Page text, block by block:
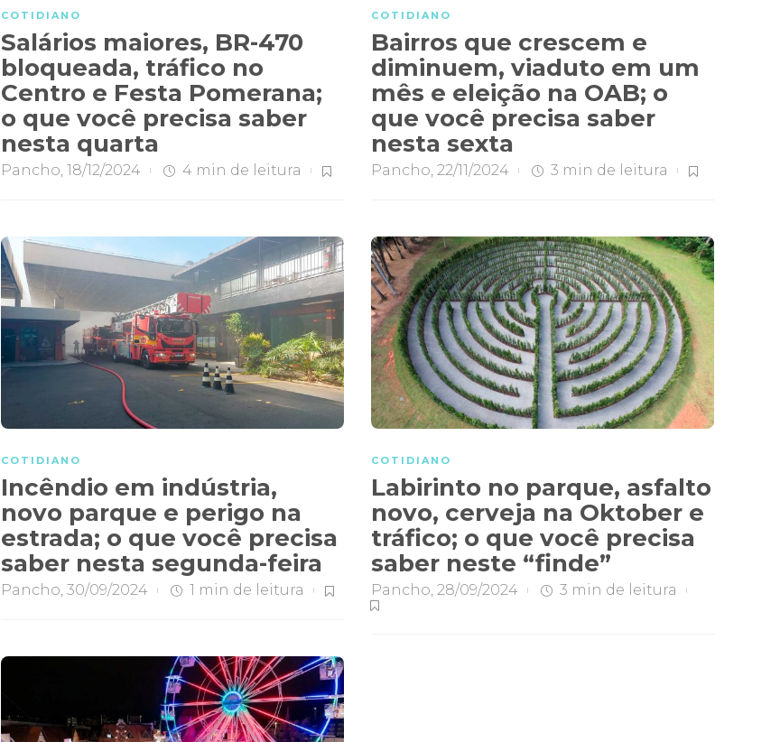
COTIDIANO
Salários maiores, BR-470
bloqueada, tráfico no
Centro e Festa Pomerana;
o que você precisa saber
nesta quarta
Pancho, 18/12/2024 4 min de leitura
COTIDIANO
Bairros que crescem e
diminuem, viaduto em um
mês e eleição na OAB; o
que você precisa saber
nesta sexta
Pancho, 22/11/2024 3 min de leitura
COTIDIANO
Incêndio em indústria,
novo parque e perigo na
estrada; o que você precisa
saber nesta segunda-feira
Pancho, 30/09/2024 1 min de leitura
COTIDIANO
Labirinto no parque, asfalto
novo, cerveja na Oktober e
tráfico; o que você precisa
saber neste “finde”
Pancho, 28/09/2024 3 min de leitura